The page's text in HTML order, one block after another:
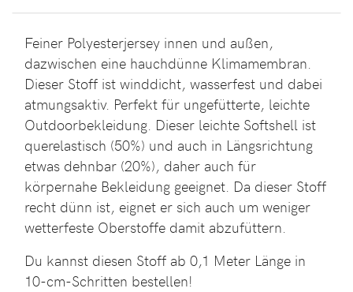
Feiner Polyesterjersey innen und außen,
dazwischen eine hauchdünne Klimamembran.
Dieser Stoff ist winddicht, wasserfest und dabei
atmungsaktiv. Perfekt für ungefütterte, leichte
Outdoorbekleidung. Dieser leichte Softshell ist
querelastisch (50%) und auch in Längsrichtung
etwas dehnbar (20%), daher auch für
körpernahe Bekleidung geeignet. Da dieser Stoff
recht dünn ist, eignet er sich auch um weniger
wetterfeste Oberstoffe damit abzufüttern.
Du kannst diesen Stoff ab 0,1 Meter Länge in
10-cm-Schritten bestellen!